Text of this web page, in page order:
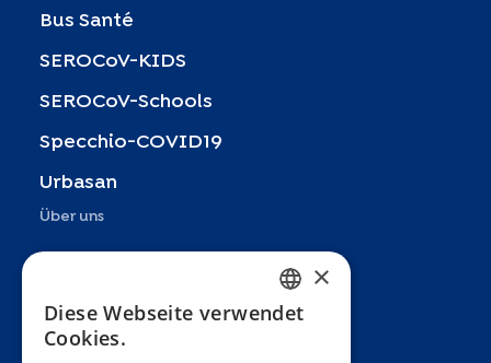
Bus Santé
SEROCoV-KIDS
SEROCoV-Schools
Specchio-COVID19
Urbasan
Über uns
Teams
Partner
FRENCH
×
Diese Webseite verwendet
Cookies.